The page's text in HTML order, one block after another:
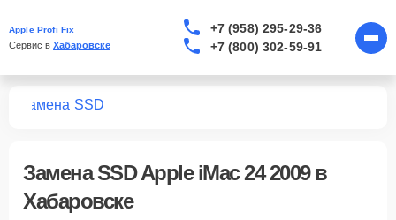
Apple Profi Fix
Сервис в Хабаровске
+7 (958) 295-29-36
+7 (800) 302-59-91
Замена SSD
Замена SSD Apple iMac 24 2009 в
Хабаровске